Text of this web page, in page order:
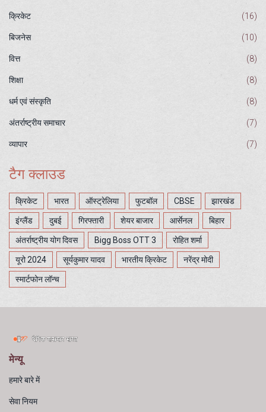
क्रिकेट (16)
बिजनेस (10)
वित्त (8)
शिक्षा (8)
धर्म एवं संस्कृति (8)
अंतर्राष्ट्रीय समाचार (7)
व्यापार (7)
टैग क्लाउड
क्रिकेट भारत ऑस्ट्रेलिया फुटबॉल CBSE झारखंड
इंग्लैंड दुबई गिरफ्तारी शेयर बाजार आर्सेनल बिहार
अंतर्राष्ट्रीय योग दिवस Bigg Boss OTT 3 रोहित शर्मा
यूरो 2024 सूर्यकुमार यादव भारतीय क्रिकेट नरेंद्र मोदी
स्मार्टफोन लॉन्च
मेन्यू
हमारे बारे में
सेवा नियम